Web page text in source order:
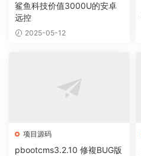
鲨鱼科技价值3000U的安卓
远控
2025-05-12
项目源码
pbootcms3.2.10 修複BUG版